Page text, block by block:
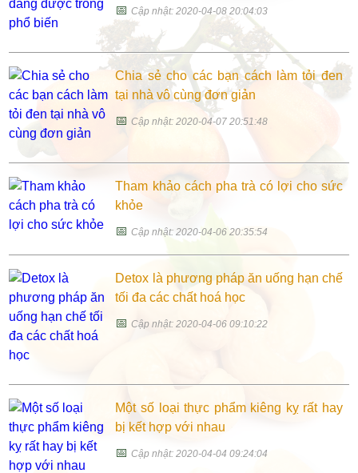
📅Cập nhật: 2020-04-08 20:04:03
Chia sẻ cho các bạn cách làm tỏi đen
tại nhà vô cùng đơn giản
📅Cập nhật: 2020-04-07 20:51:48
Tham khảo cách pha trà có lợi cho sức
khỏe
📅Cập nhật: 2020-04-06 20:35:54
Detox là phương pháp ăn uống hạn chế
tối đa các chất hoá học
📅Cập nhật: 2020-04-06 09:10:22
Một số loại thực phẩm kiêng kỵ rất hay
bị kết hợp với nhau
📅Cập nhật: 2020-04-04 09:24:04